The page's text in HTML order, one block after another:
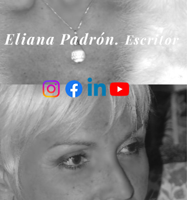
Eliana Padrón.Escritor